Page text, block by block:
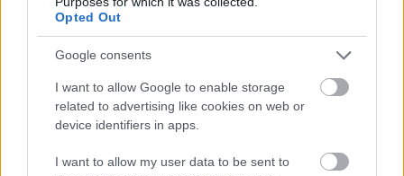
Opted Out
Google consents
I want to allow Google to enable storage
related to advertising like cookies on web or
device identifiers in apps.
I want to allow my user data to be sent to